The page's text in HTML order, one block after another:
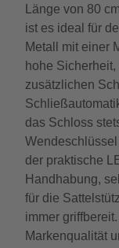
Länge von 80
ist es ideal für
Metall mit einer
hohe
zusätzlichen
das Schloss
der praktische
Handhabung,
für die
immer
Markenqualität